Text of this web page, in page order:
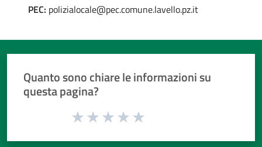
PEC: polizialocale@pec.comune.lavello.pz.it
Quanto sono chiare le informazioni su
questa pagina?
Valuta da 1 a 5 stelle la pagina